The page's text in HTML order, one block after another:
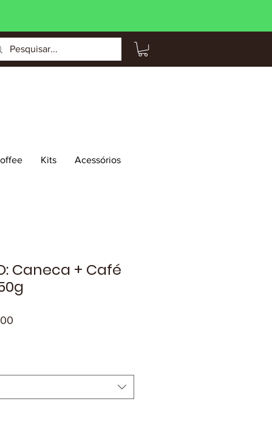
Kits Acessórios
Caneca + Café